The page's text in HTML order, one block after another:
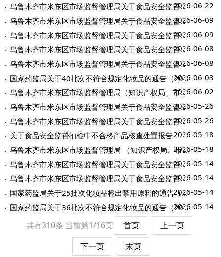
2026-06-22
乌鲁木齐市米东区市场监督管理局关于食品安全监督抽检中不合格食品风险控制情况的...
2026-06-09
乌鲁木齐市米东区市场监督管理局关于食品安全监督抽检中不合格食品风险控制情况的...
2026-06-09
乌鲁木齐市米东区市场监督管理局关于食品安全监督抽检中不合格食品核查处置情况的...
2026-06-08
乌鲁木齐市米东区市场监督管理局关于食品安全监督抽检中不合格食品风险控制情况的...
2026-06-08
乌鲁木齐市米东区市场监督管理局关于食品安全监督抽检中不合格食品核查处置情况的...
2026-06-03
国家药监局关于40批次不符合规定化妆品的通告（2026年第19号）
2026-06-02
乌鲁木齐市米东区市场监督管理局（知识产权局、市场监管综合行政执法队）关于202...
2026-05-26
乌鲁木齐市米东区市场监督管理局关于食品安全监督抽检中不合格食品核查处置情况的...
2026-05-26
乌鲁木齐市米东区市场监督管理局关于食品安全监督抽检中不合格食品风险控制情况的...
2026-05-18
关于食品安全监督抽检中不合格产品核查处置报告
2026-05-18
乌鲁木齐市米东区市场监督管理局 （知识产权局、市场监管综合行政执法队） 关于不...
2026-05-14
乌鲁木齐市米东区市场监督管理局关于食品安全监督抽检中不合格食品核查处置情况的...
2026-05-14
乌鲁木齐市米东区市场监督管理局关于食品安全监督抽检中不合格食品风险控制情况的...
2026-05-14
国家药监局关于25批次化妆品检出禁用原料的通告（2026年第14号）
2026-05-14
国家药监局关于36批次不符合规定化妆品的通告（2026年第13号）
共有310条 当前第1/16页 首页
上一页
下一页
末页